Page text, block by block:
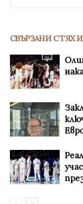
СВЪРЗАНИ С ТЯХ